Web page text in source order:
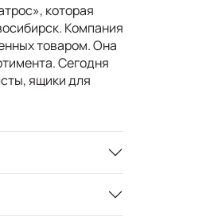
которая
Компания
товаром. Она
Сегодня
ящики для